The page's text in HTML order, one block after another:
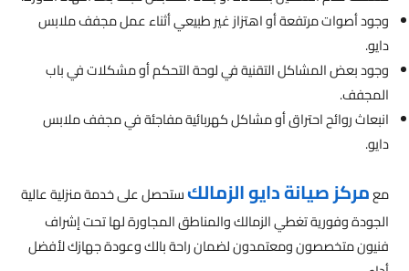
وجود أصوات مرتفعة أو اهتزاز غير طبيعي أثناء عمل مجفف ملابس
دايو.
وجود بعض المشاكل التقنية في لوحة التحكم أو مشكلات في باب
المجفف.
انبعاث روائح احتراق أو مشاكل كهربائية مفاجئة في مجفف ملابس
دايو.
معمركز صيانة دايو الزمالكستحصل على خدمة منزلية عالية
الجودة وفورية تغطي الزمالك والمناطق المجاورة لها تحت إشراف
فنيون متخصصون ومعتمدون لضمان راحة بالك وعودة جهازك لأفضل